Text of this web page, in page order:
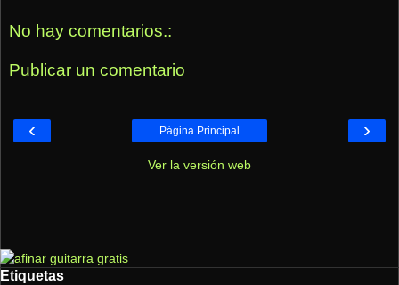
No hay comentarios.:
Publicar un comentario
‹ ›
Página Principal
Ver la versión web
Etiquetas